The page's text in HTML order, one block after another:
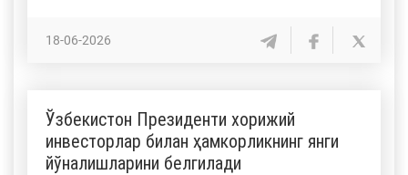
18-06-2026
Ўзбекистон Президенти хорижий
инвесторлар билан ҳамкорликнинг янги
йўналишларини белгилади